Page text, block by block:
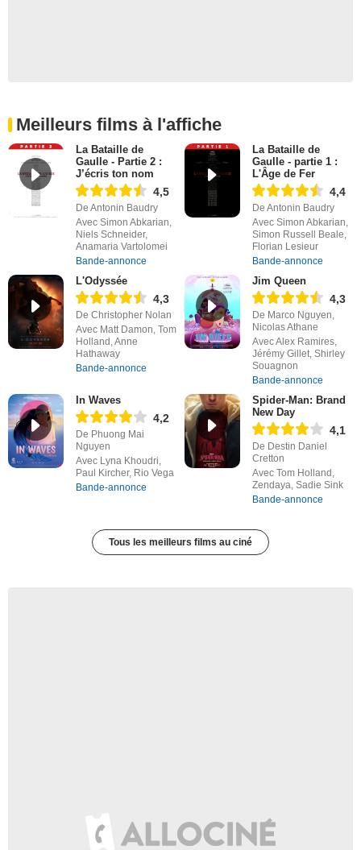
Meilleurs films à l'affiche
La Bataille de
Gaulle - Partie 2 :
J’écris ton nom
4,5
De Antonin Baudry
Avec Simon Abkarian,
Niels Schneider,
Anamaria Vartolomei
Bande-annonce
La Bataille de
Gaulle - partie 1 :
L'Âge de Fer
4,4
De Antonin Baudry
Avec Simon Abkarian,
Simon Russell Beale,
Florian Lesieur
Bande-annonce
L'Odyssée
4,3
De Christopher Nolan
Avec Matt Damon, Tom
Holland, Anne
Hathaway
Bande-annonce
Jim Queen
4,3
De Marco Nguyen,
Nicolas Athane
Avec Alex Ramires,
Jérémy Gillet, Shirley
Souagnon
Bande-annonce
In Waves
4,2
De Phuong Mai
Nguyen
Avec Lyna Khoudri,
Paul Kircher, Rio Vega
Bande-annonce
Spider-Man: Brand
New Day
4,1
De Destin Daniel
Cretton
Avec Tom Holland,
Zendaya, Sadie Sink
Bande-annonce
Tous les meilleurs films au ciné